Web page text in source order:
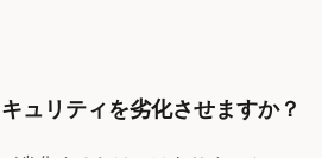
ュリティを劣化させますか？